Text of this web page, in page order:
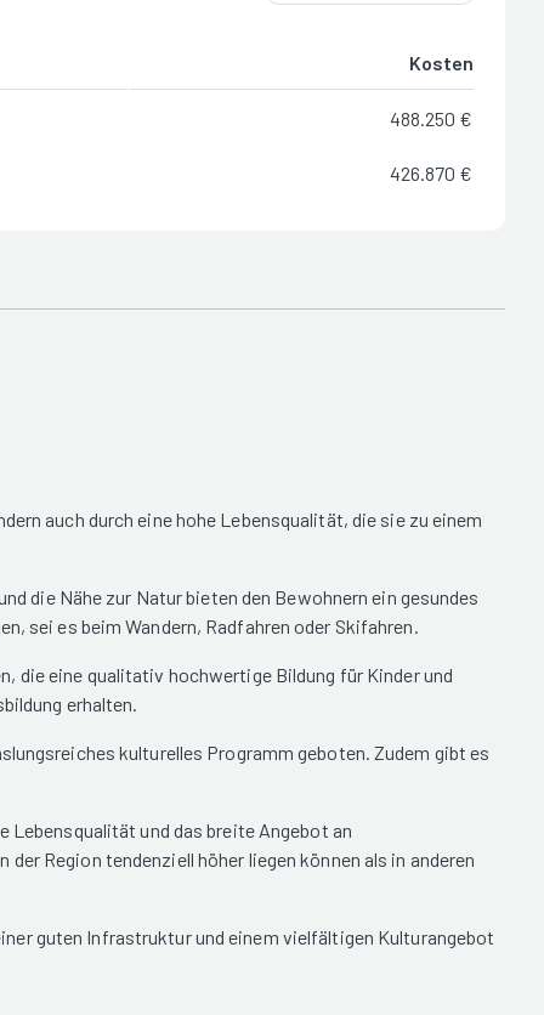
Kosten
488.250 €
426.870 €
auch durch eine hohe Lebensqualität, die sie zu einem
die Nähe zur Natur bieten den Bewohnern ein gesundes
sei es beim Wandern, Radfahren oder Skifahren.
die eine qualitativ hochwertige Bildung für Kinder und
erhalten.
kulturelles Programm geboten. Zudem gibt es
Lebensqualität und das breite Angebot an
Region tendenziell höher liegen können als in anderen
guten Infrastruktur und einem vielfältigen Kulturangebot